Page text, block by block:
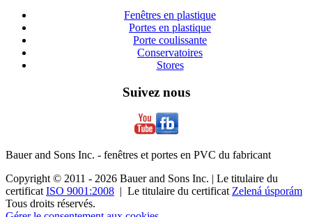
Fenêtres en plastique
Portes en plastique
Porte coulissante
Conservatoires
Stores
Suivez nous
Bauer and Sons Inc. - fenêtres et portes en PVC du fabricant
Copyright © 2011 - 2026 Bauer and Sons Inc. | Le titulaire du
certificatISO 9001:2008 | Le titulaire du certificatZelená úsporám
Tous droits réservés.